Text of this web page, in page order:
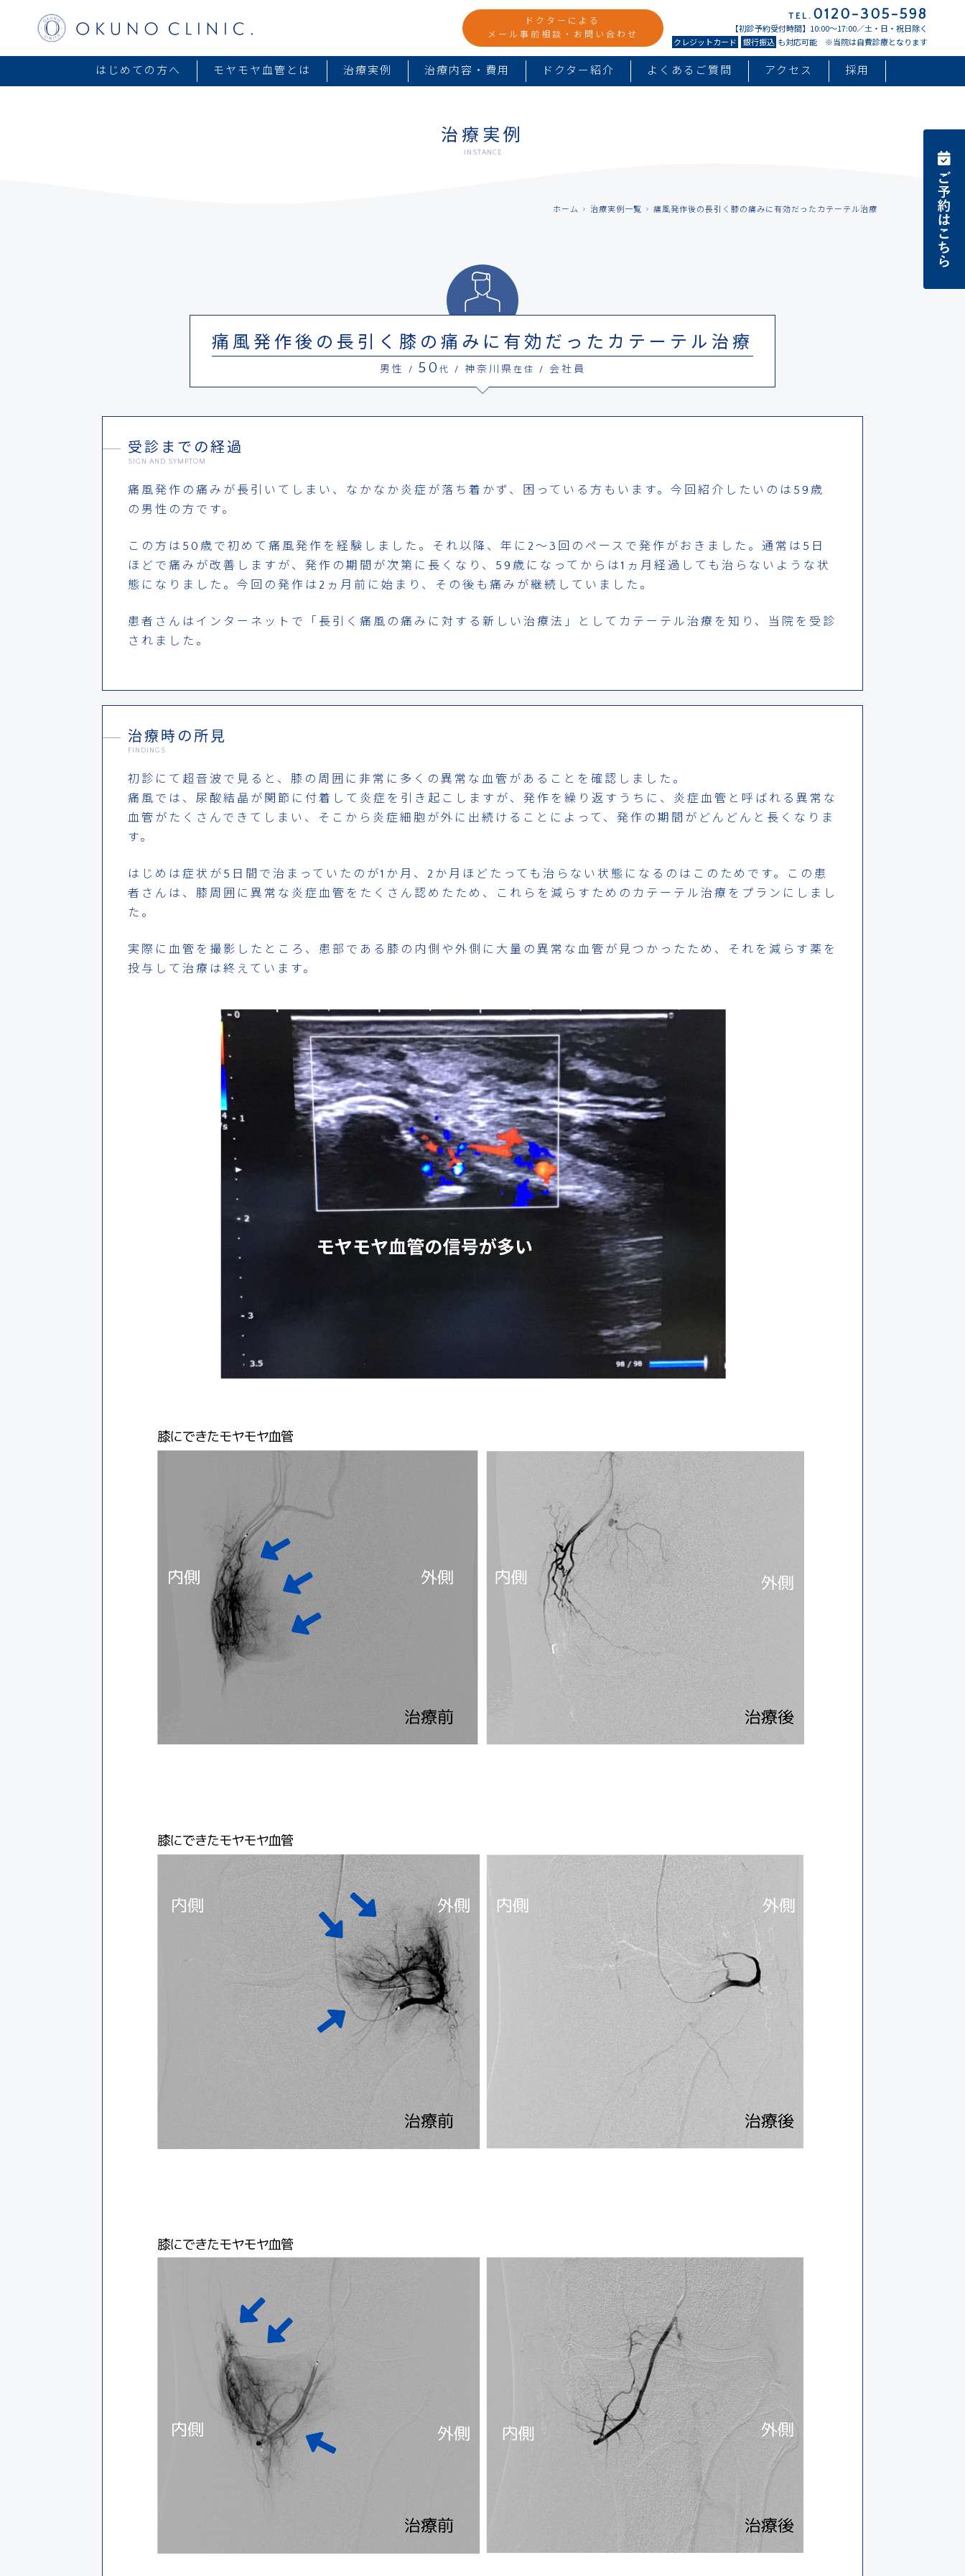
ドクターによる
メール事前相談・お問い合わせ
TEL. 0120-305-598
【初診予約受付時間】10:00〜17:00／土・日・祝日除く
クレジットカード
銀行振込 も対応可能 ※当院は自費診療となります
はじめての方へ モヤモヤ血管とは 治療実例 治療内容・費用 ドクター紹介 よくあるご質問 アクセス 採用
治療実例
INSTANCE
ホーム 治療実例一覧 痛風発作後の長引く膝の痛みに有効だったカテーテル治療
痛風発作後の長引く膝の痛みに有効だったカテーテル治療
男性 / 50 代 / 神奈川県 在住 / 会社員
受診までの経過
SIGN AND SYMPTOM
痛風発作の痛みが長引いてしまい、なかなか炎症が落ち着かず、困っている方もいます。今回紹介したいのは59歳
の男性の方です。
この方は50歳で初めて痛風発作を経験しました。それ以降、年に2～3回のペースで発作がおきました。通常は5日
ほどで痛みが改善しますが、発作の期間が次第に長くなり、59歳になってからは1ヵ月経過しても治らないような状
態になりました。今回の発作は2ヵ月前に始まり、その後も痛みが継続していました。
患者さんはインターネットで「長引く痛風の痛みに対する新しい治療法」としてカテーテル治療を知り、当院を受診
されました。
治療時の所見
FINDINGS
初診にて超音波で見ると、膝の周囲に非常に多くの異常な血管があることを確認しました。
痛風では、尿酸結晶が関節に付着して炎症を引き起こしますが、発作を繰り返すうちに、炎症血管と呼ばれる異常な
血管がたくさんできてしまい、そこから炎症細胞が外に出続けることによって、発作の期間がどんどんと長くなりま
す。
はじめは症状が5日間で治まっていたのが1か月、2か月ほどたっても治らない状態になるのはこのためです。この患
者さんは、膝周囲に異常な炎症血管をたくさん認めたため、これらを減らすためのカテーテル治療をプランにしまし
た。
実際に血管を撮影したところ、患部である膝の内側や外側に大量の異常な血管が見つかったため、それを減らす薬を
投与して治療は終えています。